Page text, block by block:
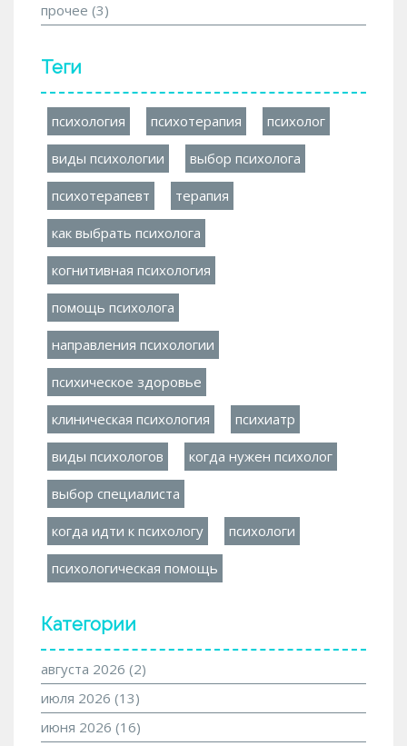
прочее (3)
Теги
психология психотерапия психолог
виды психологии выбор психолога
психотерапевт терапия
как выбрать психолога
когнитивная психология
помощь психолога
направления психологии
психическое здоровье
клиническая психология психиатр
виды психологов когда нужен психолог
выбор специалиста
когда идти к психологу психологи
психологическая помощь
Категории
августа 2026 (2)
июля 2026 (13)
июня 2026 (16)